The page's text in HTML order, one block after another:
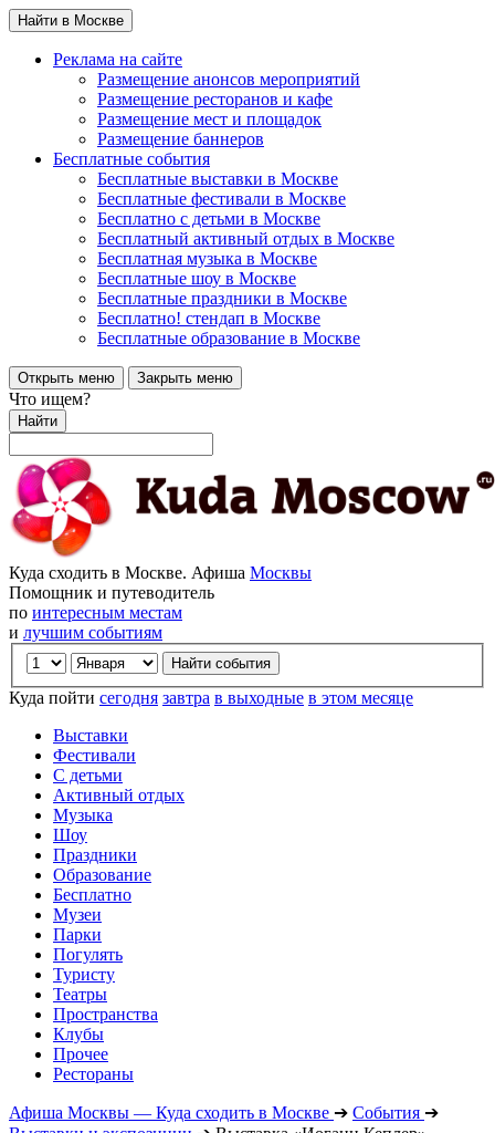
Найти в Москве
Реклама на сайте
Размещение анонсов мероприятий
Размещение ресторанов и кафе
Размещение мест и площадок
Размещение баннеров
Бесплатные события
Бесплатные выставки в Москве
Бесплатные фестивали в Москве
Бесплатно с детьми в Москве
Бесплатный активный отдых в Москве
Бесплатная музыка в Москве
Бесплатные шоу в Москве
Бесплатные праздники в Москве
Бесплатно! стендап в Москве
Бесплатные образование в Москве
Открыть меню Закрыть меню
Что ищем?
Найти
Куда сходить в Москве. Афиша Москвы
Помощник и путеводитель
по интересным местам
и лучшим событиям
Куда пойти сегодня завтра в выходные в этом месяце
Выставки
Фестивали
С детьми
Активный отдых
Музыка
Шоу
Праздники
Образование
Бесплатно
Музеи
Парки
Погулять
Туристу
Театры
Пространства
Клубы
Прочее
Рестораны
Афиша Москвы — Куда сходить в Москве ➔ События ➔